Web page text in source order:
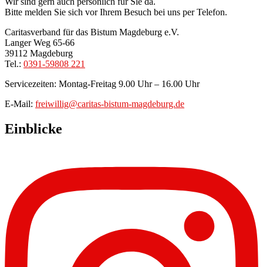
Bitte melden Sie sich vor Ihrem Besuch bei uns per Telefon.
Caritasverband für das Bistum Magdeburg e.V.
Langer Weg 65-66
39112 Magdeburg
Tel.: 0391-59808 221
Servicezeiten: Montag-Freitag 9.00 Uhr – 16.00 Uhr
E-Mail: freiwillig@caritas-bistum-magdeburg.de
Einblicke